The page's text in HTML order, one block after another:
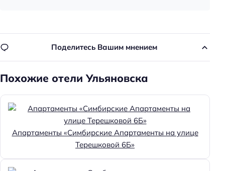
Поделитесь Вашим мнением
Похожие отели Ульяновска
Апартаменты «Симбирские Апартаменты на улице
Терешковой 6Б»